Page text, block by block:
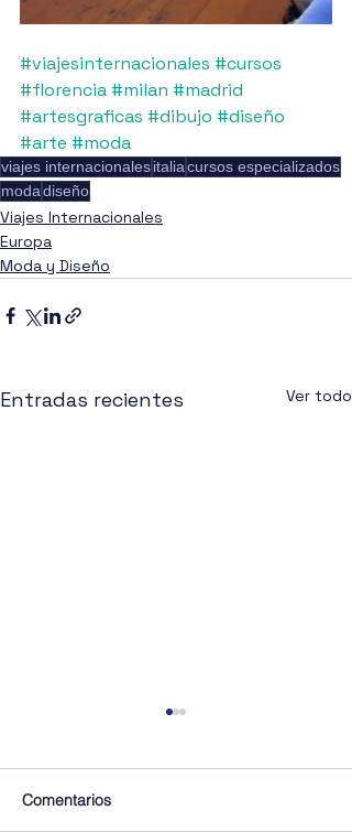
#viajesinternacionales #cursos
#florencia #milan #madrid
#artesgraficas #dibujo #diseño
#arte #moda
viajes internacionalesitaliacursos especializados
modadiseño
Viajes Internacionales
Europa
Moda y Diseño
Entradas recientes Ver todo
Comentarios